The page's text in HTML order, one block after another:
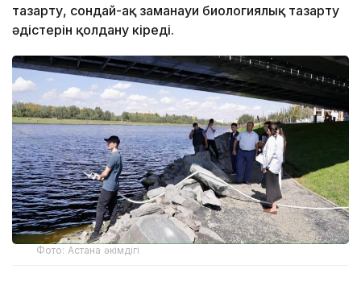
тазарту, сондай-ақ заманауи биологиялық тазарту
әдістерін қолдану кіреді.
Фото: Астана әкімдігі